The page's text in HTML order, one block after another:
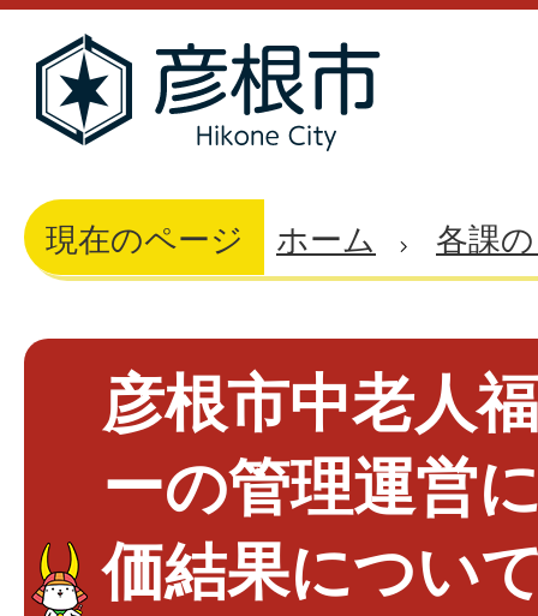
現在のページ ホーム 各課
彦根市中老人
ーの管理運営
価結果につい